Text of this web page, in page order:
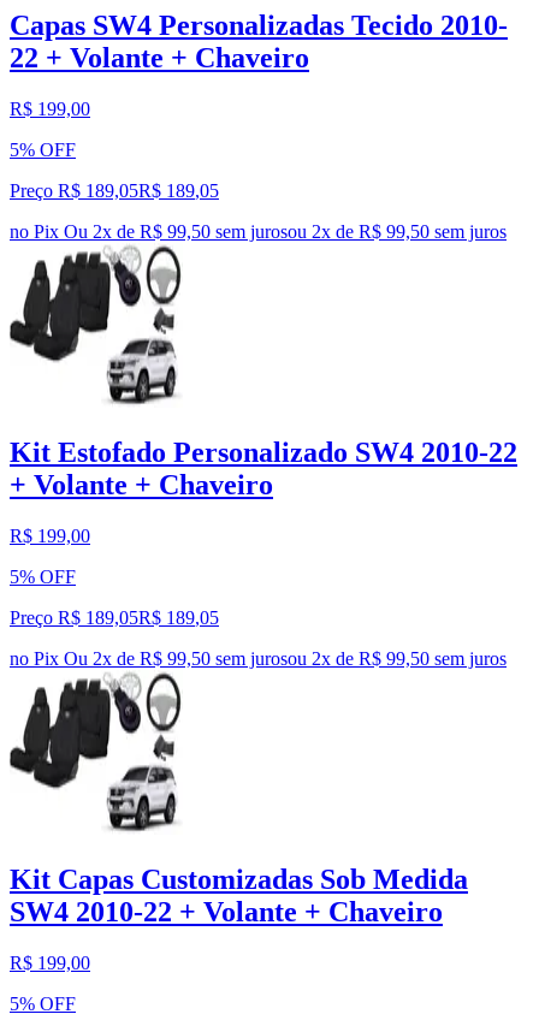
Capas SW4 Personalizadas Tecido 2010-
22 + Volante + Chaveiro
R$ 199,00
5% OFF
Preço R$ 189,05R$ 189,05
no Pix Ou 2x de R$ 99,50 sem jurosou 2x de R$ 99,50 sem juros
Kit Estofado Personalizado SW4 2010-22
+ Volante + Chaveiro
R$ 199,00
5% OFF
Preço R$ 189,05R$ 189,05
no Pix Ou 2x de R$ 99,50 sem jurosou 2x de R$ 99,50 sem juros
Kit Capas Customizadas Sob Medida
SW4 2010-22 + Volante + Chaveiro
R$ 199,00
5% OFF